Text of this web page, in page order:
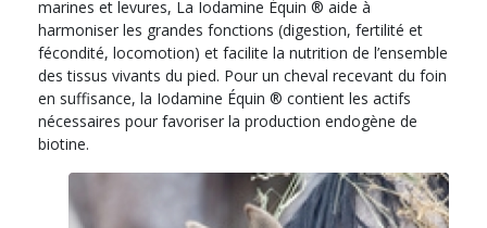
marines et levures, La Iodamine Équin ® aide à
harmoniser les grandes fonctions (digestion, fertilité et
fécondité, locomotion) et facilite la nutrition de l’ensemble
des tissus vivants du pied. Pour un cheval recevant du foin
en suffisance, la Iodamine Équin ® contient les actifs
nécessaires pour favoriser la production endogène de
biotine.